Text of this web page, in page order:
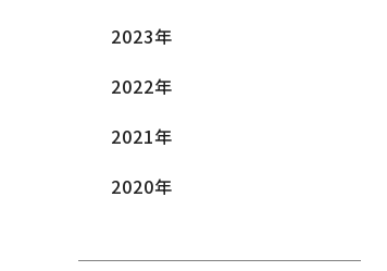
2023年
2022年
2021年
2020年